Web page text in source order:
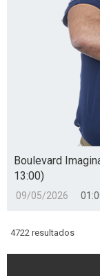
Boulevard
13:00)
09/05/2026
4722 resultados